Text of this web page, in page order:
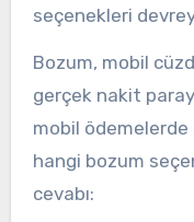
seçenekleri
Bozum, mobil
gerçek nakit
mobil
hangi bozum
cevabı: